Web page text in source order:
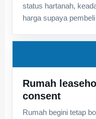
status hartanah,
harga supaya
Rumah
consent
Rumah begini tetap